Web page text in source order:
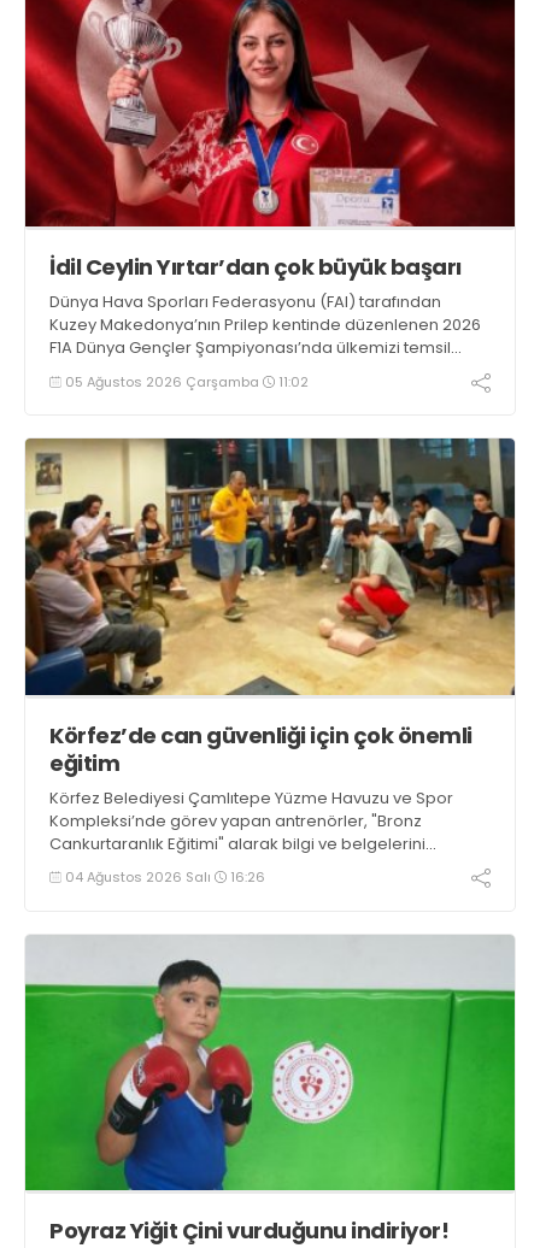
İdil Ceylin Yırtar’dan çok büyük başarı
Dünya Hava Sporları Federasyonu (FAI) tarafından
Kuzey Makedonya’nın Prilep kentinde düzenlenen 2026
F1A Dünya Gençler Şampiyonası’nda ülkemizi temsil
eden millî sporcumuz İdil Ceylin YIRTAR, büyük bir
başarıya imza atarak Dünya ikincisi oldu.
05 Ağustos 2026 Çarşamba 11:02
Körfez’de can güvenliği için çok önemli
eğitim
Körfez Belediyesi Çamlıtepe Yüzme Havuzu ve Spor
Kompleksi’nde görev yapan antrenörler, "Bronz
Cankurtaranlık Eğitimi" alarak bilgi ve belgelerini
tazelediler.
04 Ağustos 2026 Salı 16:26
Poyraz Yiğit Çini vurduğunu indiriyor!